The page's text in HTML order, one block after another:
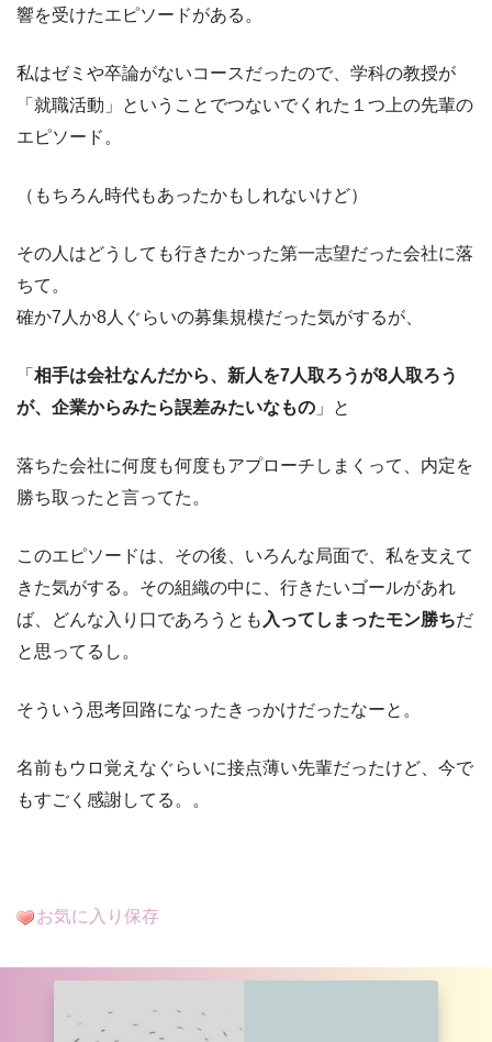
響を受けたエピソードがある。
私はゼミや卒論がないコースだったので、学科の教授が
「就職活動」ということでつないでくれた１つ上の先輩の
エピソード。
（もちろん時代もあったかもしれないけど）
その人はどうしても行きたかった第一志望だった会社に落
ちて。
確か7人か8人ぐらいの募集規模だった気がするが、
「 相手は会社なんだから、新人を7人取ろうが8人取ろう
が、 企業からみたら誤差みたいなもの 」と
落ちた会社に何度も何度もアプローチしまくって、内定を
勝ち取ったと言ってた。
このエピソードは、その後、いろんな局面で、私を支えて
きた気がする。その組織の中に、行きたいゴールがあれ
ば、どんな入り口であろうとも 入ってしまったモン勝ちだ
と思ってるし。
そういう思考回路になったきっかけだったなーと。
名前もウロ覚えなぐらいに接点薄い先輩だったけど、今で
もすごく感謝してる。。
お気に入り保存